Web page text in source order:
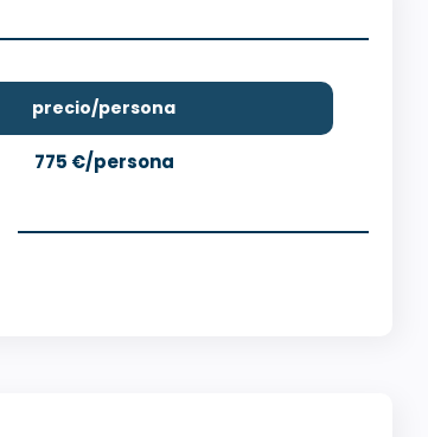
precio/persona
775 €/persona